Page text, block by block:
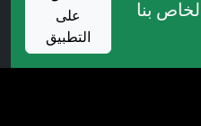
بنا
على
التطبيق